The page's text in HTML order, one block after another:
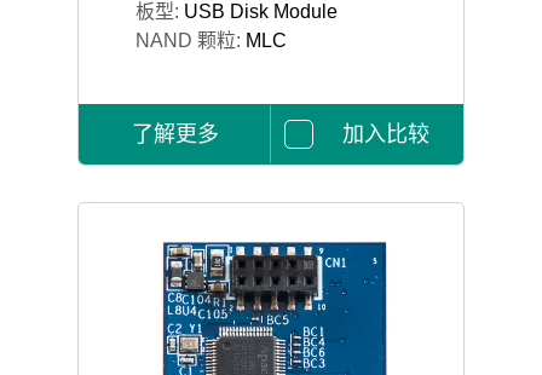
板型: USB Disk Module
NAND 颗粒: MLC
了解更多 加入比较